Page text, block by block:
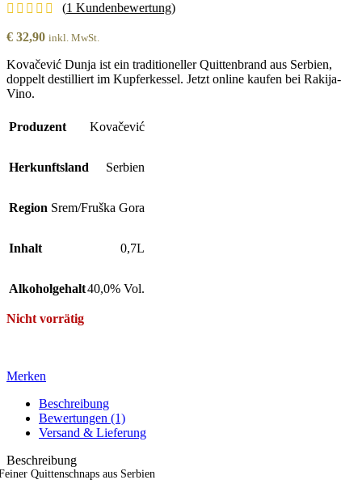
(1 Kundenbewertung)
€ 32,90 inkl. MwSt.
Kovačević Dunja ist ein traditioneller Quittenbrand aus Serbien,
doppelt destilliert im Kupferkessel. Jetzt online kaufen bei Rakija-
Vino.
Produzent Kovačević
Herkunftsland Serbien
Region Srem/Fruška Gora
Inhalt 0,7L
Alkoholgehalt40,0% Vol.
Nicht vorrätig
Merken
Beschreibung
Bewertungen (1)
Versand & Lieferung
Beschreibung
Quittenschnaps aus Serbien